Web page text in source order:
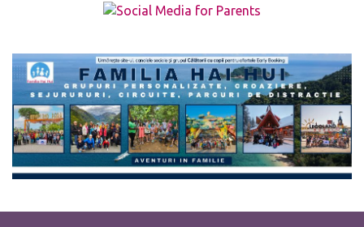
The form you have selected does not exist.